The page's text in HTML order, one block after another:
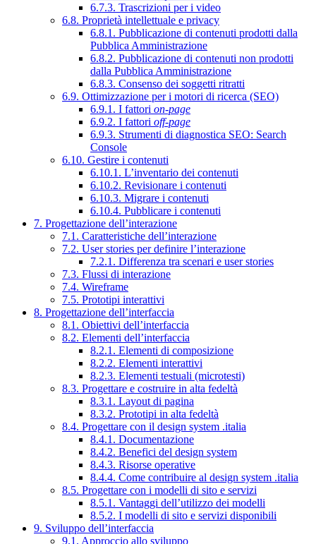
6.7.3. Trascrizioni per i video
6.8. Proprietà intellettuale e privacy
6.8.1. Pubblicazione di contenuti prodotti dalla
Pubblica Amministrazione
6.8.2. Pubblicazione di contenuti non prodotti
dalla Pubblica Amministrazione
6.8.3. Consenso dei soggetti ritratti
6.9. Ottimizzazione per i motori di ricerca (SEO)
6.9.1. I fattori on-page
6.9.2. I fattori off-page
6.9.3. Strumenti di diagnostica SEO: Search
Console
6.10. Gestire i contenuti
6.10.1. L’inventario dei contenuti
6.10.2. Revisionare i contenuti
6.10.3. Migrare i contenuti
6.10.4. Pubblicare i contenuti
7. Progettazione dell’interazione
7.1. Caratteristiche dell’interazione
7.2. User stories per definire l’interazione
7.2.1. Differenza tra scenari e user stories
7.3. Flussi di interazione
7.4. Wireframe
7.5. Prototipi interattivi
8. Progettazione dell’interfaccia
8.1. Obiettivi dell’interfaccia
8.2. Elementi dell’interfaccia
8.2.1. Elementi di composizione
8.2.2. Elementi interattivi
8.2.3. Elementi testuali (microtesti)
8.3. Progettare e costruire in alta fedeltà
8.3.1. Layout di pagina
8.3.2. Prototipi in alta fedeltà
8.4. Progettare con il design system .italia
8.4.1. Documentazione
8.4.2. Benefici del design system
8.4.3. Risorse operative
8.4.4. Come contribuire al design system .italia
8.5. Progettare con i modelli di sito e servizi
8.5.1. Vantaggi dell’utilizzo dei modelli
8.5.2. I modelli di sito e servizi disponibili
9. Sviluppo dell’interfaccia
9.1. Approccio allo sviluppo